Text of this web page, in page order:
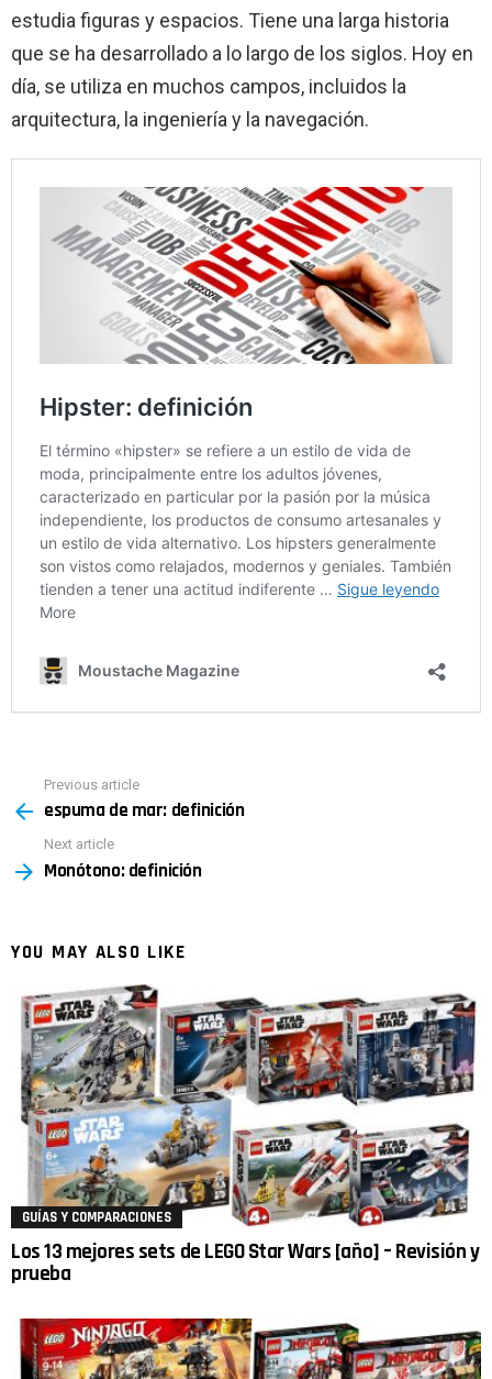
estudia figuras y espacios. Tiene una larga historia
que se ha desarrollado a lo largo de los siglos. Hoy en
día, se utiliza en muchos campos, incluidos la
arquitectura, la ingeniería y la navegación.
more
Previous article
espuma de mar: definición
Next article
Monótono: definición
YOU MAY ALSO LIKE
GUÍAS Y COMPARACIONES
Los 13 mejores sets de LEGO Star Wars [año] – Revisión y
prueba